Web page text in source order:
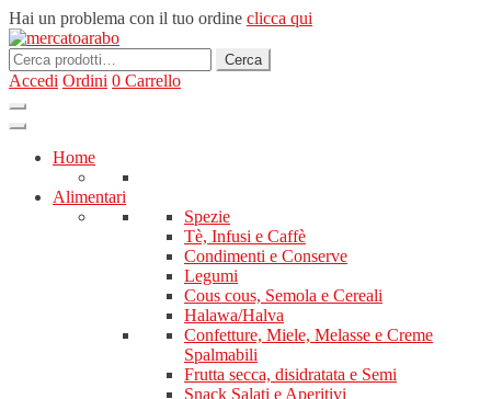
Hai un problema con il tuo ordine clicca qui
Cerca: Cerca
Accedi Ordini 0 Carrello
Home
Alimentari
Spezie
Tè, Infusi e Caffè
Condimenti e Conserve
Legumi
Cous cous, Semola e Cereali
Halawa/Halva
Confetture, Miele, Melasse e Creme
Spalmabili
Frutta secca, disidratata e Semi
Snack Salati e Aperitivi